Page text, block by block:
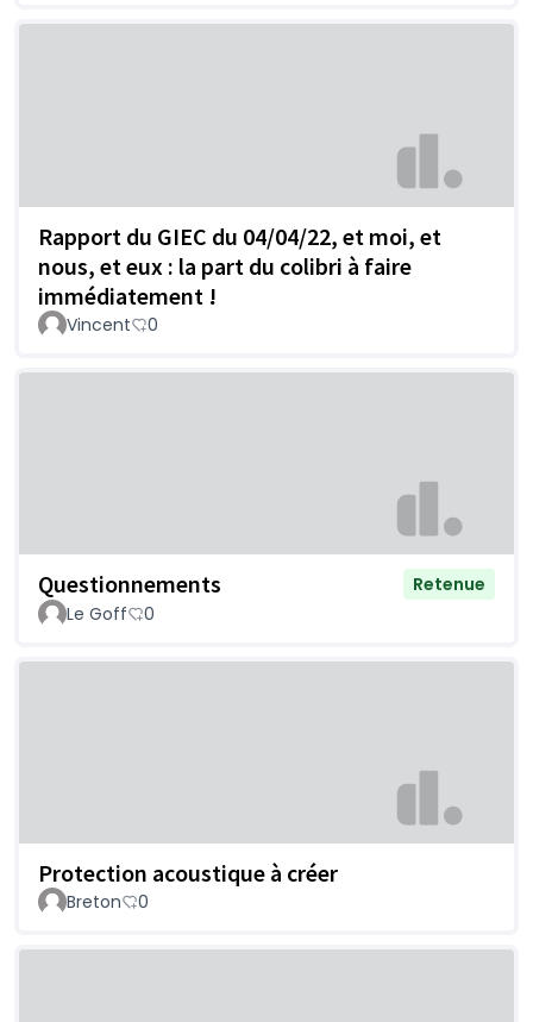
Rapport du GIEC du 04/04/22, et moi, et
nous, et eux : la part du colibri à faire
immédiatement !
Vincent 0
Questionnements
Retenue
Le Goff
0
Protection acoustique à créer
Breton 0